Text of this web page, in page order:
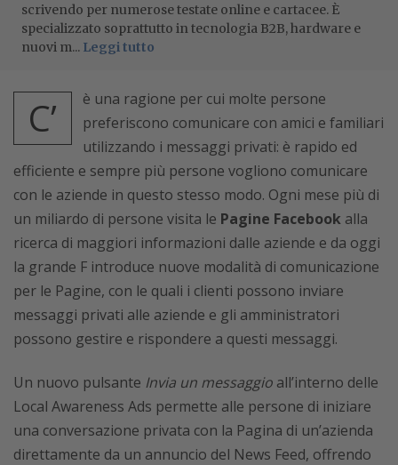
scrivendo per numerose testate online e cartacee. È
specializzato soprattutto in tecnologia B2B, hardware e
nuovi m... Leggi tutto
C’
è una ragione per cui molte persone
preferiscono comunicare con amici e familiari
utilizzando i messaggi privati: è rapido ed
efficiente e sempre più persone vogliono comunicare
con le aziende in questo stesso modo. Ogni mese più di
un miliardo di persone visita le Pagine Facebook alla
ricerca di maggiori informazioni dalle aziende e da oggi
la grande F introduce nuove modalità di comunicazione
per le Pagine, con le quali i clienti possono inviare
messaggi privati alle aziende e gli amministratori
possono gestire e rispondere a questi messaggi.
Un nuovo pulsante Invia un messaggio all’interno delle
Local Awareness Ads permette alle persone di iniziare
una conversazione privata con la Pagina di un’azienda
direttamente da un annuncio del News Feed, offrendo